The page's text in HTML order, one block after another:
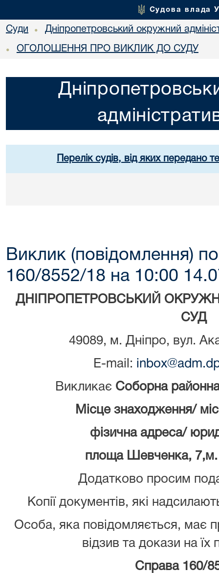
Судова влада
Суди • Дніпропетровський окружний
• ОГОЛОШЕННЯ ПРО ВИКЛИК ДО СУДУ
Перелік судів, від яких передано
Виклик (повідомлення)
160/8552/18 на 10:00
ДНІПРОПЕТРОВСЬКИЙ
СУД
49089, м. Дніпро, вул.
E-mail:
Викликає Соборна районна
Місце знаходження/
фізична адреса/
площа Шевченка, 7,м.
Додатково просим
Копії документів, які
Особа, яка повідомляється, має
відзив та докази на їх
Справа 160/